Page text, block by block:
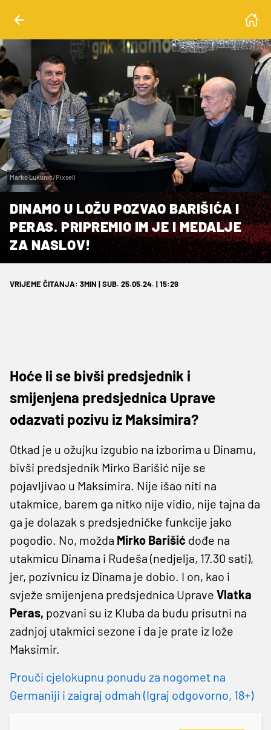
Marko Lukunić/Pixsell
DINAMO U LOŽU POZVAO BARIŠIĆA I
PERAS. PRIPREMIO IM JE I MEDALJE
ZA NASLOV!
VRIJEME ČITANJA: 3MIN | SUB. 25.05.24. | 15:29
Hoće li se bivši predsjednik i
smijenjena predsjednica Uprave
odazvati pozivu iz Maksimira?
Otkad je u ožujku izgubio na izborima u Dinamu,
bivši predsjednik Mirko Barišić nije se
pojavljivao u Maksimira. Nije išao niti na
utakmice, barem ga nitko nije vidio, nije tajna da
ga je dolazak s predsjedničke funkcije jako
pogodio. No, možda Mirko Barišić dođe na
utakmicu Dinama i Rudeša (nedjelja, 17.30 sati),
jer, pozivnicu iz Dinama je dobio. I on, kao i
svježe smijenjena predsjednica Uprave Vlatka
Peras, pozvani su iz Kluba da budu prisutni na
zadnjoj utakmici sezone i da je prate iz lože
Maksimir.
Prouči cjelokupnu ponudu za nogomet na
Germaniji i zaigraj odmah (Igraj odgovorno, 18+)